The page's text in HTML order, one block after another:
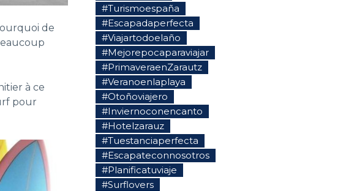
de
à ce
pour
#Turismoespaña
#Escapadaperfecta
#Viajartodoelaño
#Mejorepocaparaviajar
#PrimaveraenZarautz
#Veranoenlaplaya
#Otoñoviajero
#Inviernoconencanto
#Hotelzarauz
#Tuestanciaperfecta
#Escapateconnosotros
#Planificatuviaje
#Surflovers